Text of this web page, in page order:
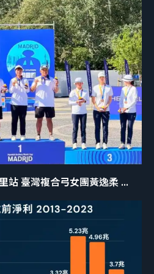
站 臺灣複合弓女團黃逸柔 ...